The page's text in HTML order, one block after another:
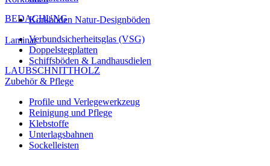
BEDACHUNG
Verbundsicherheitsglas (VSG)
Doppelstegplatten
LAUBSCHNITTHOLZ
Korkböden Natur-Designböden
Laminat
Schiffsböden & Landhausdielen
Zubehör & Pflege
Profile und Verlegewerkzeug
Reinigung und Pflege
Klebstoffe
Unterlagsbahnen
Sockelleisten